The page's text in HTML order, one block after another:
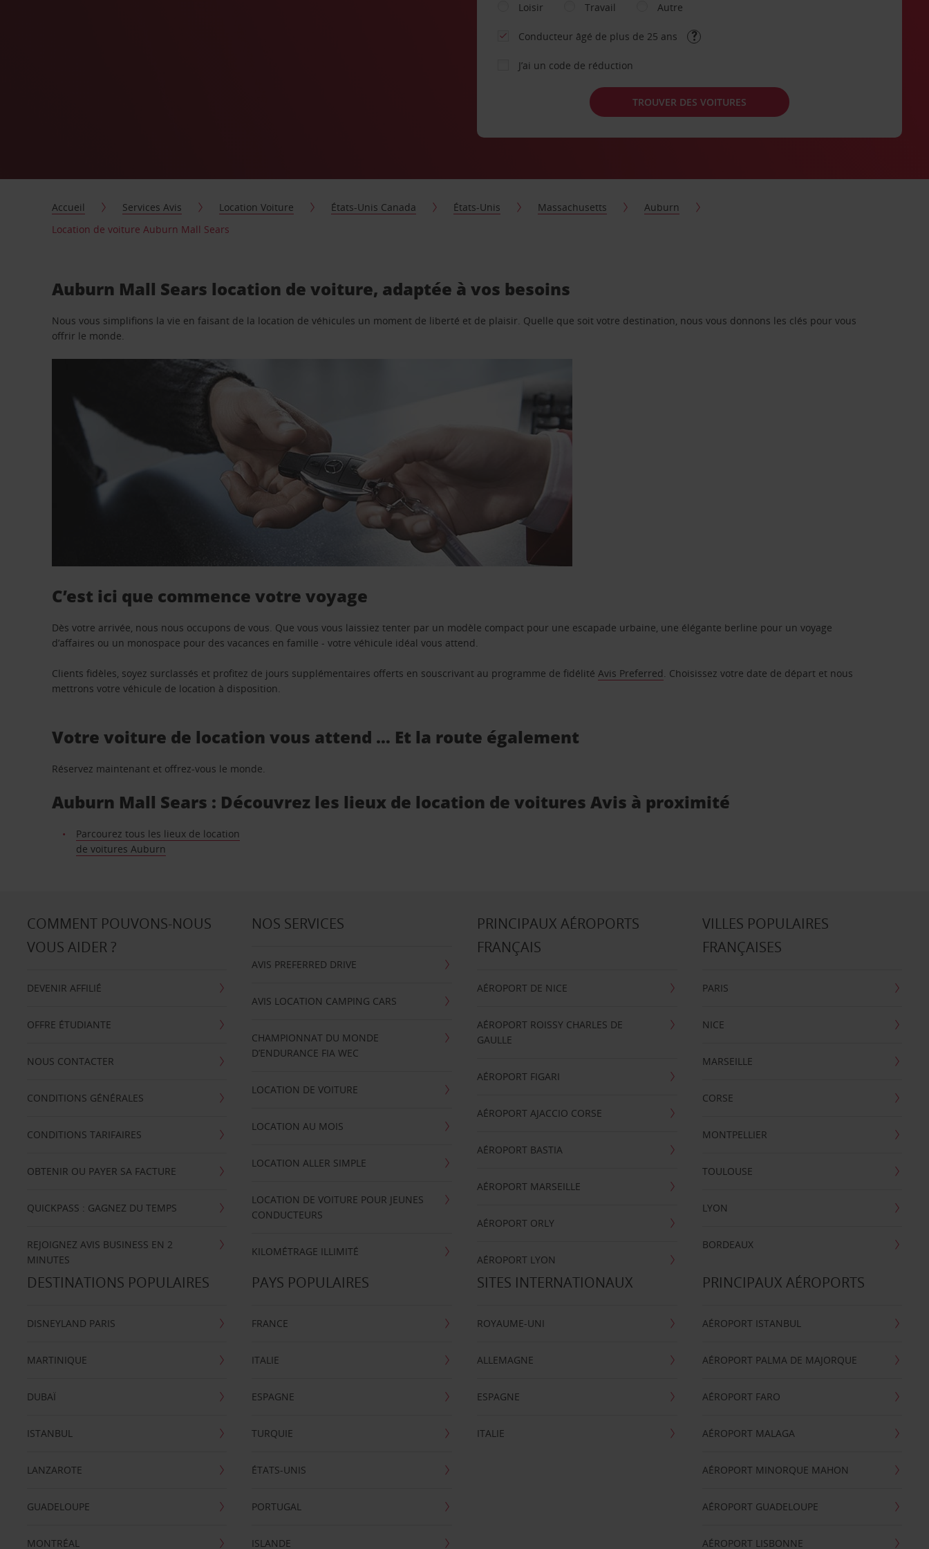
Loisir
Travail Autre
Conducteur âgé de plus de 25 ans
J’ai un code de réduction
TROUVER DES VOITURES
Accueil Services Avis Location Voiture États-Unis Canada États-Unis Massachusetts
Auburn
Location de voiture Auburn Mall Sears
Auburn Mall Sears location de voiture, adaptée à vos besoins
Nous vous simplifions la vie en faisant de la location de véhicules un moment de liberté et de plaisir. Quelle que soit votre destination, nous vous donnons les clés pour vous
offrir le monde.
C’est ici que commence votre voyage
Dès votre arrivée, nous nous occupons de vous. Que vous vous laissiez tenter par un modèle compact pour une escapade urbaine, une élégante berline pour un voyage
d’affaires ou un monospace pour des vacances en famille - votre véhicule idéal vous attend.
Clients fidèles, soyez surclassés et profitez de jours supplémentaires offerts en souscrivant au programme de fidélitéAvis Preferred. Choisissez votre date de départ et nous
mettrons votre véhicule de location à disposition.
Votre voiture de location vous attend … Et la route également
Réservez maintenant et offrez-vous le monde.
Auburn Mall Sears : Découvrez les lieux de location de voitures Avis à proximité
Parcourez tous les lieux de location
de voitures Auburn
COMMENT POUVONS-NOUS
VOUS AIDER ?
DEVENIR AFFILIÉ
OFFRE ÉTUDIANTE
NOUS CONTACTER
CONDITIONS GÉNÉRALES
CONDITIONS TARIFAIRES
OBTENIR OU PAYER SA FACTURE
QUICKPASS : GAGNEZ DU TEMPS
REJOIGNEZ AVIS BUSINESS EN 2
MINUTES
NOS SERVICES
AVIS PREFERRED DRIVE
AVIS LOCATION CAMPING CARS
CHAMPIONNAT DU MONDE
D’ENDURANCE FIA WEC
LOCATION DE VOITURE
LOCATION AU MOIS
LOCATION ALLER SIMPLE
LOCATION DE VOITURE POUR JEUNES
CONDUCTEURS
KILOMÉTRAGE ILLIMITÉ
PRINCIPAUX AÉROPORTS
FRANÇAIS
AÉROPORT DE NICE
AÉROPORT ROISSY CHARLES DE
GAULLE
AÉROPORT FIGARI
AÉROPORT AJACCIO CORSE
AÉROPORT BASTIA
AÉROPORT MARSEILLE
AÉROPORT ORLY
AÉROPORT LYON
VILLES POPULAIRES
FRANÇAISES
PARIS
NICE
MARSEILLE
CORSE
MONTPELLIER
TOULOUSE
LYON
BORDEAUX
DESTINATIONS POPULAIRES
DISNEYLAND PARIS
MARTINIQUE
DUBAÏ
ISTANBUL
LANZAROTE
GUADELOUPE
MONTRÉAL
PAYS POPULAIRES
FRANCE
ITALIE
ESPAGNE
TURQUIE
ÉTATS-UNIS
PORTUGAL
ISLANDE
SITES INTERNATIONAUX
ROYAUME-UNI
ALLEMAGNE
ESPAGNE
ITALIE
PRINCIPAUX AÉROPORTS
AÉROPORT ISTANBUL
AÉROPORT PALMA DE MAJORQUE
AÉROPORT FARO
AÉROPORT MALAGA
AÉROPORT MINORQUE MAHON
AÉROPORT GUADELOUPE
AÉROPORT LISBONNE